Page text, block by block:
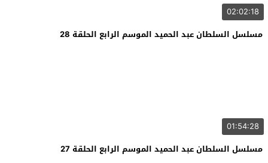
02:02:18
مسلسل السلطان عبد الحميد الموسم الرابع الحلقة 28
01:54:28
مسلسل السلطان عبد الحميد الموسم الرابع الحلقة 27